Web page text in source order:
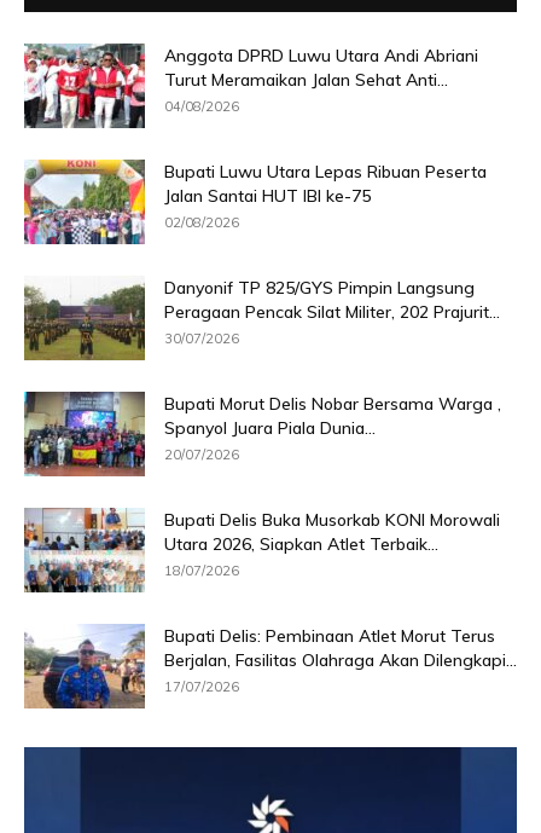
Anggota DPRD Luwu Utara Andi Abriani
Turut Meramaikan Jalan Sehat Anti...
04/08/2026
Bupati Luwu Utara Lepas Ribuan Peserta
Jalan Santai HUT IBI ke-75
02/08/2026
Danyonif TP 825/GYS Pimpin Langsung
Peragaan Pencak Silat Militer, 202 Prajurit...
30/07/2026
Bupati Morut Delis Nobar Bersama Warga ,
Spanyol Juara Piala Dunia...
20/07/2026
Bupati Delis Buka Musorkab KONI Morowali
Utara 2026, Siapkan Atlet Terbaik...
18/07/2026
Bupati Delis: Pembinaan Atlet Morut Terus
Berjalan, Fasilitas Olahraga Akan Dilengkapi...
17/07/2026